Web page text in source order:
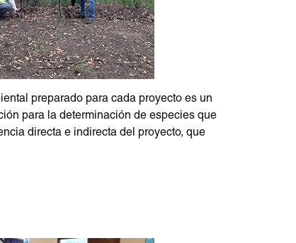
preparado para cada proyecto es un
para la determinación de especies que
directa e indirecta del proyecto, que